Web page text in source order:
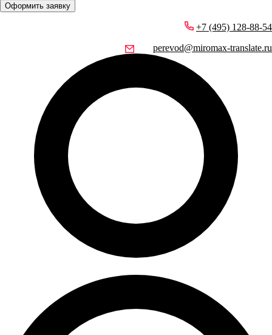
Оформить заявку
+7 (495) 128-88-54
perevod@miromax-translate.ru